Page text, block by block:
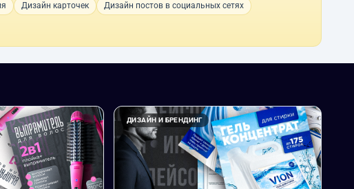
Дизайн карточек
Дизайн постов в социальных сетях
ДИЗАЙН И БРЕНДИНГ